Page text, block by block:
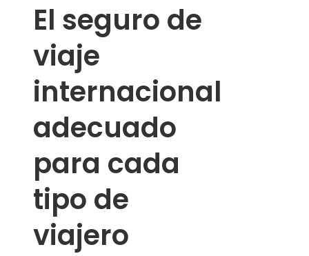
El seguro de
viaje
internacional
adecuado
para cada
tipo de
viajero